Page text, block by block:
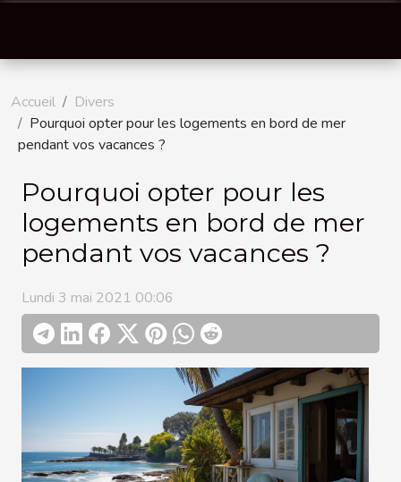
Accueil
Divers
Pourquoi opter pour les logements en bord de mer
pendant vos vacances ?
Pourquoi opter pour les
logements en bord de mer
pendant vos vacances ?
Lundi 3 mai 2021 00:06